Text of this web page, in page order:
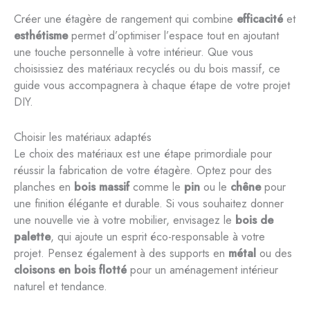
Créer une étagère de rangement qui combine efficacité et
esthétismepermet d’optimiser l’espace tout en ajoutant
une touche personnelle à votre intérieur. Que vous
choisissiez des matériaux recyclés ou du bois massif, ce
guide vous accompagnera à chaque étape de votre projet
DIY.
Choisir les matériaux adaptés
Le choix des matériaux est une étape primordiale pour
réussir la fabrication de votre étagère. Optez pour des
planches en bois massifcomme le pin ou le chênepour
une finition élégante et durable. Si vous souhaitez donner
une nouvelle vie à votre mobilier, envisagez le bois de
palette, qui ajoute un esprit éco-responsable à votre
projet. Pensez également à des supports en métal ou des
cloisons en bois flotté pour un aménagement intérieur
naturel et tendance.